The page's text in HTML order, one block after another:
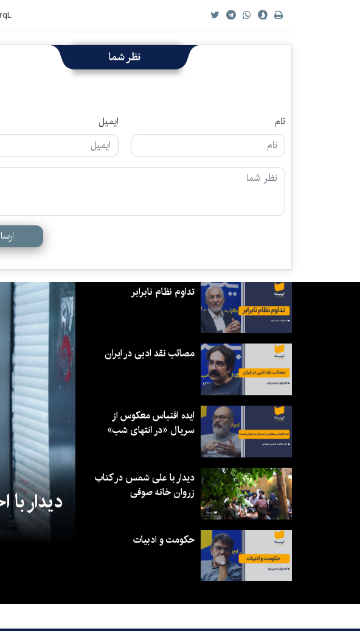
نظر شما
نام ایمیل
دیدار
تداوم نظام نابرابر
مصائب نقد ادبی در ایران
ایده اقتباس معکوس از
سریال «در انتهای شب»
دیدار با علی شمس در کتاب
زروان خانه صوفی
حکومت و ادبیات